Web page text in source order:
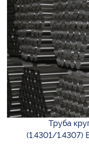
Труба
(1.4301/1.4307)